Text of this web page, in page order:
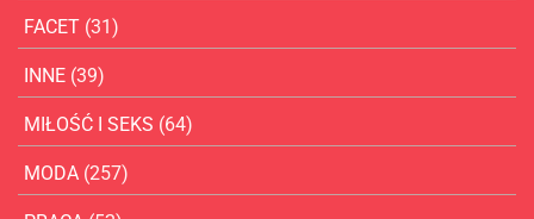
FACET (31)
INNE (39)
MIŁOŚĆ I SEKS (64)
MODA (257)